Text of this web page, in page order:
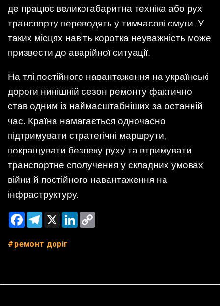
де працює великогабаритна техніка або рух
транспорту переводять у тимчасові смуги. У
таких місцях навіть коротка неуважність може
призвести до аварійної ситуації.
На тлі постійного навантаження на українські
дороги нинішній сезон ремонту фактично
став одним із наймасштабніших за останній
час. Країна намагається одночасно
підтримувати стратегічні маршрути,
покращувати безпеку руху та втримувати
транспортне сполучення у складних умовах
війни й постійного навантаження на
інфраструктуру.
FacebookTelegram
X LinkedIn
ремонт доріг